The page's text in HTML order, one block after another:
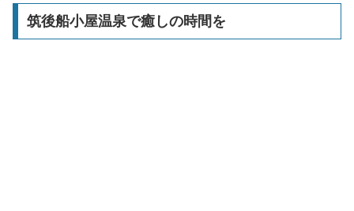
筑後船小屋温泉で癒しの時間を